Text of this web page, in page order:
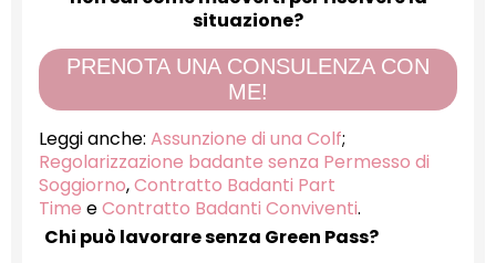
situazione?
PRENOTA UNA CONSULENZA CON
ME!
Leggi anche: Assunzione di una Colf;
Regolarizzazione badante senza Permesso di
Soggiorno,Contratto Badanti Part
Time eContratto Badanti Conviventi.
Chi può lavorare senza Green Pass?